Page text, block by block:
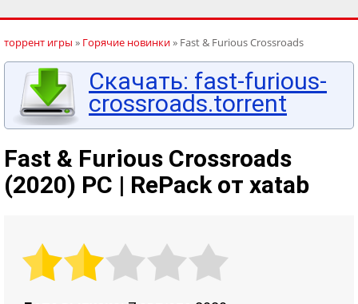
торрент игры » Горячие новинки» Fast & Furious Crossroads
Скачать: fast-furious-
crossroads.torrent
Fast & Furious Crossroads
(2020) PC | RePack от xatab